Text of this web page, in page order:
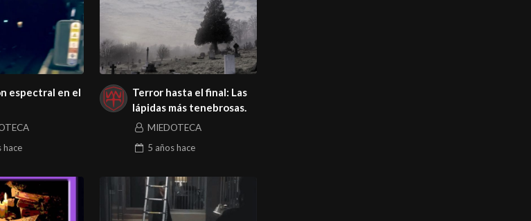
espectral en el
hace
Terror hasta el final: Las
lápidas más tenebrosas.
MIEDOTECA
5 añoshace